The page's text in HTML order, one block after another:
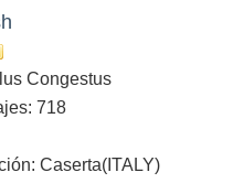
Congestus
718
Caserta(ITALY)